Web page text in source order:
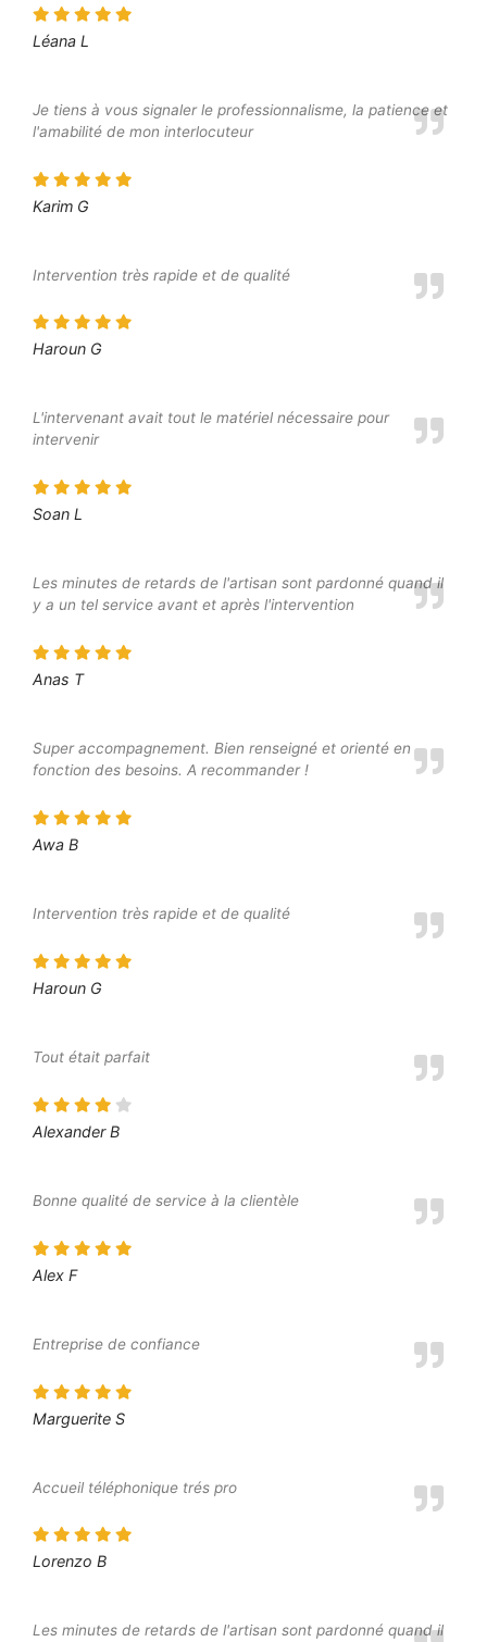
Léana L
Je tiens à vous signaler le professionnalisme, la patience et
l'amabilité de mon interlocuteur
Karim G
Intervention très rapide et de qualité
Haroun G
L'intervenant avait tout le matériel nécessaire pour
intervenir
Soan L
Les minutes de retards de l'artisan sont pardonné quand il
y a un tel service avant et après l'intervention
Anas T
Super accompagnement. Bien renseigné et orienté en
fonction des besoins. A recommander !
Awa B
Intervention très rapide et de qualité
Haroun G
Tout était parfait
Alexander B
Bonne qualité de service à la clientèle
Alex F
Entreprise de confiance
Marguerite S
Accueil téléphonique trés pro
Lorenzo B
Les minutes de retards de l'artisan sont pardonné quand il